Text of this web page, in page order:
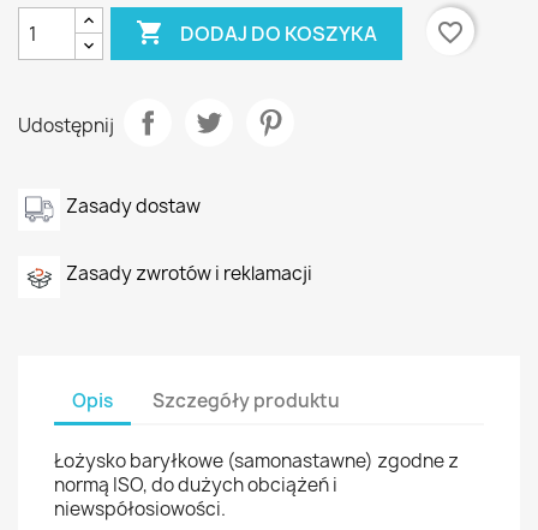
 DODAJ DO KOSZYKA favorite_border
Udostępnij
Zasady dostaw
Zasady zwrotów i reklamacji
Opis Szczegóły produktu
Łożysko baryłkowe (samonastawne) zgodne z
normą ISO, do dużych obciążeń i
niewspółosiowości.